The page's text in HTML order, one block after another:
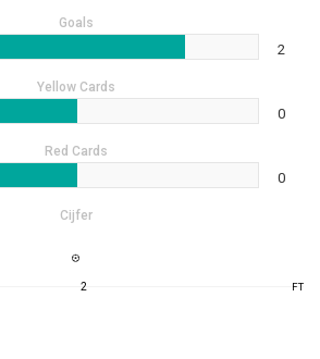
Goals
2
Yellow Cards
0
Red Cards
0
Cijfer
2 FT